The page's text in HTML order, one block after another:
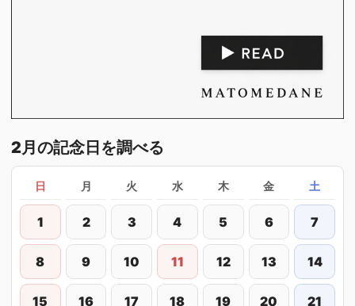
2月の記念日を調べる
日 月 火 水 木 金 土
1 2 3 4 5 6 7
8 9 10 11 12 13 14
15 16 17 18 19 20 21